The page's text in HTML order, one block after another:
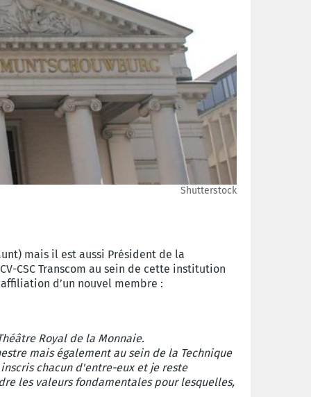
Shutterstock
mais il est aussi Président de la
CSC Transcom au sein de cette institution
d’un nouvel membre :
Royal de la Monnaie.
mais également au sein de la Technique
chacun d'entre-eux et je reste
les valeurs fondamentales pour lesquelles,